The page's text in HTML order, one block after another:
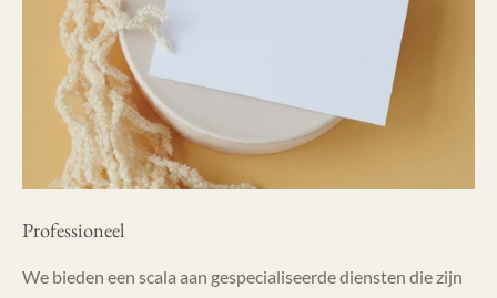
Professioneel
We bieden een scala aan gespecialiseerde diensten die zijn